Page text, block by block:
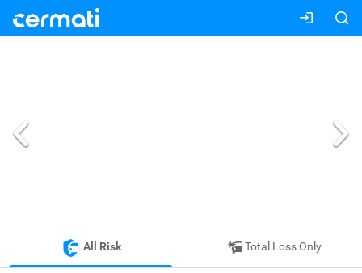
All Risk Total Loss Only